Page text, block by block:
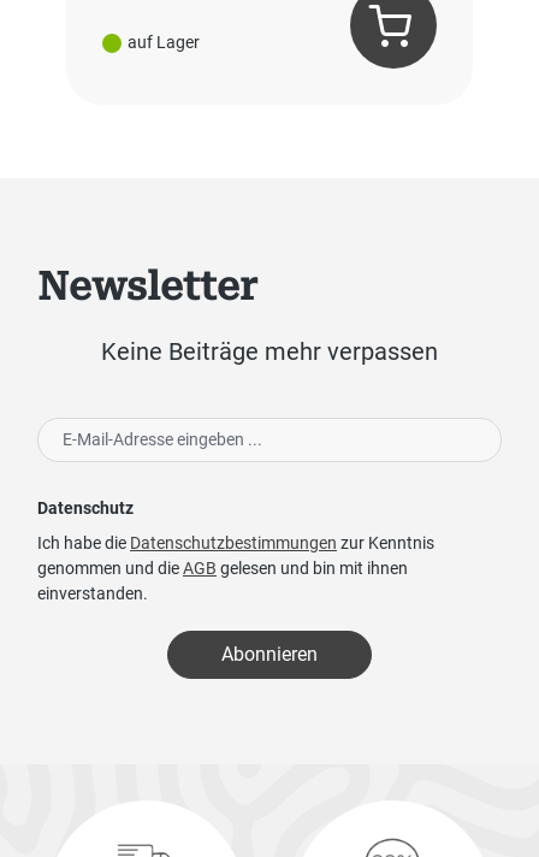
auf Lager
Newsletter
Keine Beiträge mehr verpassen
Datenschutz
Ich habe die Datenschutzbestimmungen zur Kenntnis
genommen und dieAGB gelesen und bin mit ihnen
einverstanden.
Abonnieren